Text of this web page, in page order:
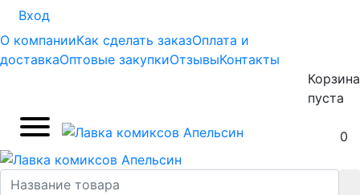
Вход
О компанииКак сделать заказОплата и
доставкаОптовые закупкиОтзывыКонтакты
Корзина
пуста
0